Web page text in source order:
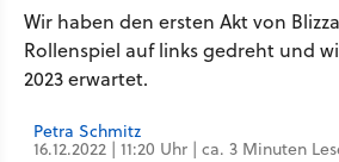
Wir haben den ersten Akt von
Rollenspiel auf links gedreht und
2023 erwartet.
Petra Schmitz
16.12.2022 | 11:20 Uhr | ca. 3 Minuten